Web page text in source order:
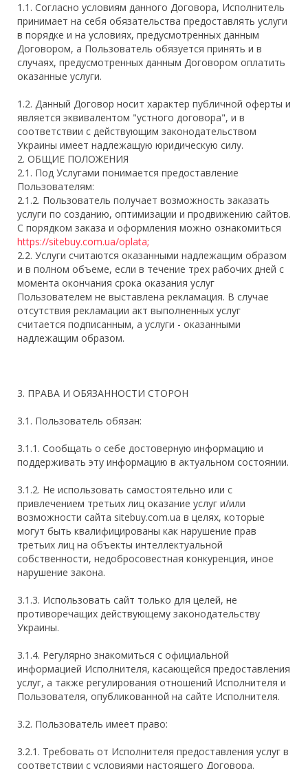
1.1. Согласно условиям данного Договора, Исполнитель
принимает на себя обязательства предоставлять услуги
в порядке и на условиях, предусмотренных данным
Договором, а Пользователь обязуется принять и в
случаях, предусмотренных данным Договором оплатить
оказанные услуги.
1.2. Данный Договор носит характер публичной оферты и
является эквивалентом "устного договора", и в
соответствии с действующим законодательством
Украины имеет надлежащую юридическую силу.
2. ОБЩИЕ ПОЛОЖЕНИЯ
2.1. Под Услугами понимается предоставление
Пользователям:
2.1.2. Пользователь получает возможность заказать
услуги по созданию, оптимизации и продвижению сайтов.
С порядком заказа и оформления можно ознакомиться
https://sitebuy.com.ua/oplata;
2.2. Услуги считаются оказанными надлежащим образом
и в полном объеме, если в течение трех рабочих дней с
момента окончания срока оказания услуг
Пользователем не выставлена рекламация. В случае
отсутствия рекламации акт выполненных услуг
считается подписанным, а услуги - оказанными
надлежащим образом.
3. ПРАВА И ОБЯЗАННОСТИ СТОРОН
3.1. Пользователь обязан:
3.1.1. Сообщать о себе достоверную информацию и
поддерживать эту информацию в актуальном состоянии.
3.1.2. Не использовать самостоятельно или с
привлечением третьих лиц оказание услуг и/или
возможности сайта sitebuy.com.ua в целях, которые
могут быть квалифицированы как нарушение прав
третьих лиц на объекты интеллектуальной
собственности, недобросовестная конкуренция, иное
нарушение закона.
3.1.3. Использовать сайт только для целей, не
противоречащих действующему законодательству
Украины.
3.1.4. Регулярно знакомиться с официальной
информацией Исполнителя, касающейся предоставления
услуг, а также регулирования отношений Исполнителя и
Пользователя, опубликованной на сайте Исполнителя.
3.2. Пользователь имеет право:
3.2.1. Требовать от Исполнителя предоставления услуг в
соответствии с условиями настоящего Договора.